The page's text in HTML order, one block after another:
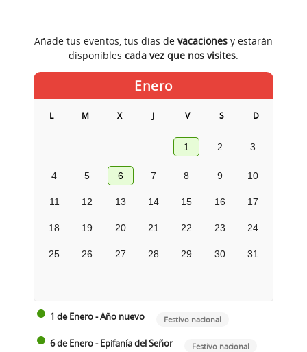
Enero
L M X J V S D
1 2 3
4 5 6 7 8 9 10
11 12 13 14 15 16 17
18 19 20 21 22 23 24
25 26 27 28 29 30 31
1 de Enero - Año nuevo Festivo nacional
6 de Enero - Epifanía del Señor Festivo nacional
Añade tus eventos, tus días de vacaciones y estarán
disponibles cada vez que nos visites.